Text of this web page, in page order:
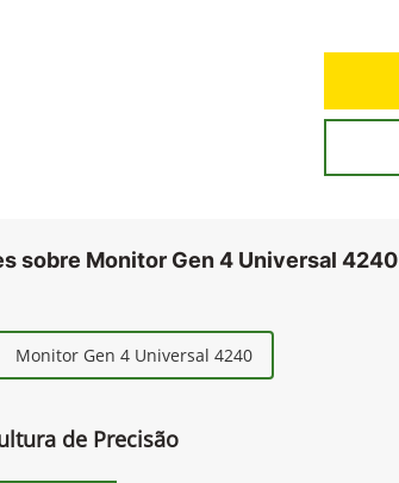
sobre Monitor Gen 4 Universal 4240
Monitor Gen 4 Universal 4240
de Precisão